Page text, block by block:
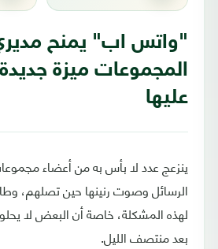
"واتس اب" يمنح
المجموعات ميزة
عليها
ينزعج عدد لا بأس به من أعضاء
الرسائل وصوت رنينها حين تصلهم،
لهذه المشكلة، خاصة أن البعض لا يحلو
بعد منتصف الليل.